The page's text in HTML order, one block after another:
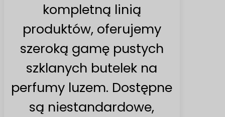
kompletną linią
produktów, oferujemy
szeroką gamę pustych
szklanych butelek na
perfumy luzem. Dostępne
są niestandardowe,